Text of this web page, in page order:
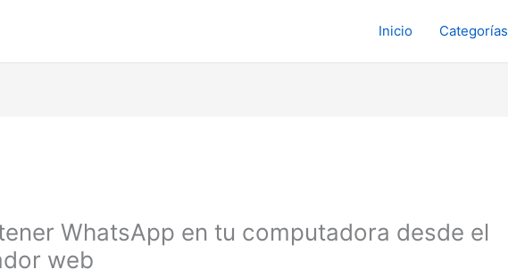
Inicio Categorías
WhatsApp en tu computadora desde el
web